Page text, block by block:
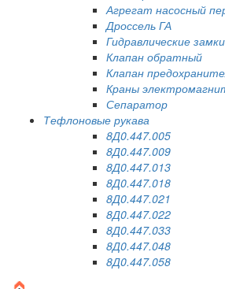
Агрегат насосный
Дроссель ГА
Гидравлические замки
Клапан обратный
Клапан
Краны
Сепаратор
Тефлоновые рукава
8Д0.447.005
8Д0.447.009
8Д0.447.013
8Д0.447.018
8Д0.447.021
8Д0.447.022
8Д0.447.033
8Д0.447.048
8Д0.447.058